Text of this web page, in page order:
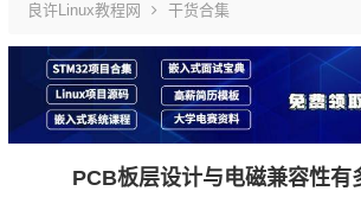
良许Linux教程网 干货合集
PCB板层设计与电磁兼容性有